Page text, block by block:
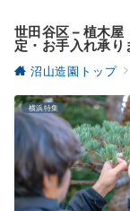
世田谷区 – 植木
定・お手入れ承り
沼山造園トップ
横浜特集